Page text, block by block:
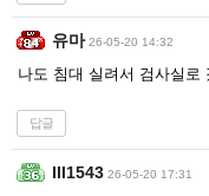
유마 26-05-20 14:32
나도 침대 실려서 검사실로
답글
Ill1543 26-05-20 17:31